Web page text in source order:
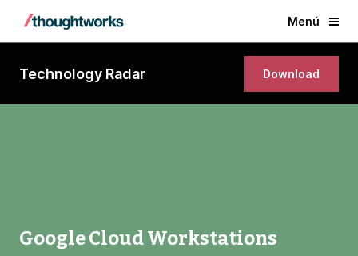
Menú
Technology Radar Download
Google Cloud Workstations